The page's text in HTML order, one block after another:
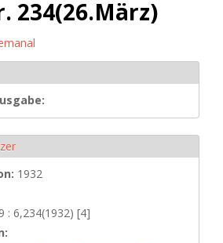
234(26.März)
1932
: 6,234(1932) [4]